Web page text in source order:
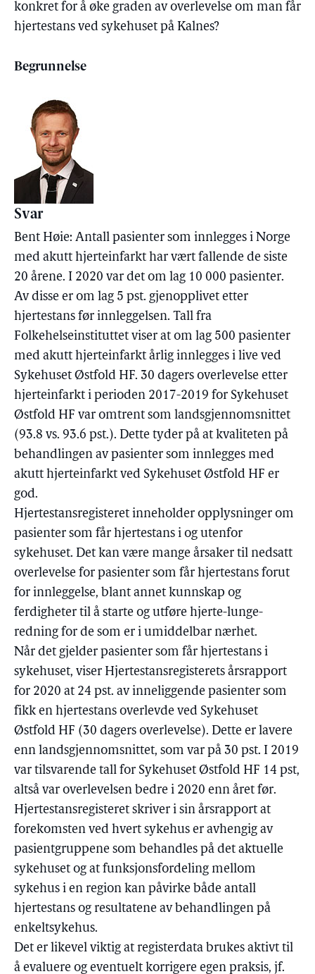
konkret for å øke graden av overlevelse om man får
hjertestans ved sykehuset på Kalnes?
Begrunnelse
Svar
Bent Høie: Antall pasienter som innlegges i Norge
med akutt hjerteinfarkt har vært fallende de siste
20 årene. I 2020 var det om lag 10 000 pasienter.
Av disse er om lag 5 pst. gjenopplivet etter
hjertestans før innleggelsen. Tall fra
Folkehelseinstituttet viser at om lag 500 pasienter
med akutt hjerteinfarkt årlig innlegges i live ved
Sykehuset Østfold HF. 30 dagers overlevelse etter
hjerteinfarkt i perioden 2017-2019 for Sykehuset
Østfold HF var omtrent som landsgjennomsnittet
(93.8 vs. 93.6 pst.). Dette tyder på at kvaliteten på
behandlingen av pasienter som innlegges med
akutt hjerteinfarkt ved Sykehuset Østfold HF er
god.
Hjertestansregisteret inneholder opplysninger om
pasienter som får hjertestans i og utenfor
sykehuset. Det kan være mange årsaker til nedsatt
overlevelse for pasienter som får hjertestans forut
for innleggelse, blant annet kunnskap og
ferdigheter til å starte og utføre hjerte-lunge-
redning for de som er i umiddelbar nærhet.
Når det gjelder pasienter som får hjertestans i
sykehuset, viser Hjertestansregisterets årsrapport
for 2020 at 24 pst. av inneliggende pasienter som
fikk en hjertestans overlevde ved Sykehuset
Østfold HF (30 dagers overlevelse). Dette er lavere
enn landsgjennomsnittet, som var på 30 pst. I 2019
var tilsvarende tall for Sykehuset Østfold HF 14 pst,
altså var overlevelsen bedre i 2020 enn året før.
Hjertestansregisteret skriver i sin årsrapport at
forekomsten ved hvert sykehus er avhengig av
pasientgruppene som behandles på det aktuelle
sykehuset og at funksjonsfordeling mellom
sykehus i en region kan påvirke både antall
hjertestans og resultatene av behandlingen på
enkeltsykehus.
Det er likevel viktig at registerdata brukes aktivt til
å evaluere og eventuelt korrigere egen praksis, jf.